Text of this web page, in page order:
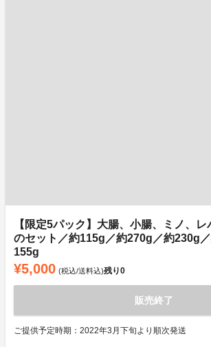
【限定5パック】大腸、小腸、ミノ、
のセット／約115g／約270g／約230g
155g
¥5,000 (税込/送料込)残り0
販売終了
ご提供予定時期：2022年3月下旬より順次発送